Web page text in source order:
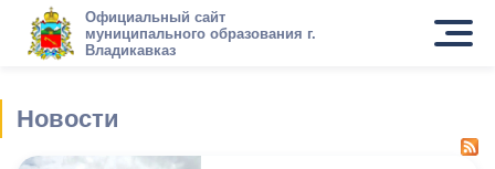
Официальный сайт
муниципального образования г.
Владикавказ
Новости